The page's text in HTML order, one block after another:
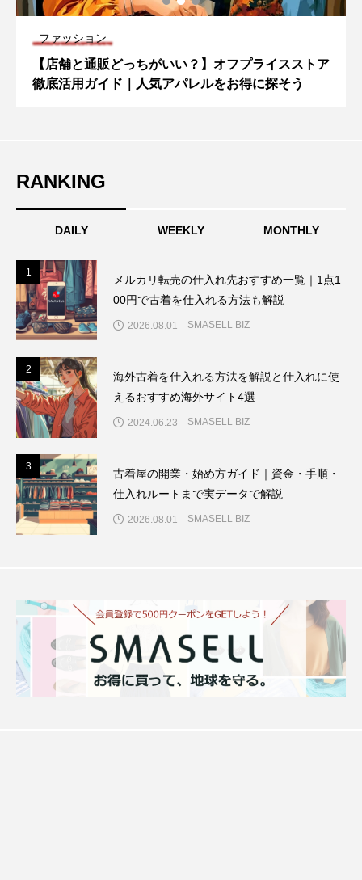
ファッション
【店舗と通販どっちがいい？】オフプライスストア
徹底活用ガイド｜人気アパレルをお得に探そう
RANKING
DAILY WEEKLY MONTHLY
1
メルカリ転売の仕入れ先おすすめ一覧｜1点1
00円で古着を仕入れる方法も解説
2026.08.01 SMASELL BIZ
2
海外古着を仕入れる方法を解説と仕入れに使
えるおすすめ海外サイト4選
2024.06.23 SMASELL BIZ
3
古着屋の開業・始め方ガイド｜資金・手順・
仕入れルートまで実データで解説
2026.08.01 SMASELL BIZ